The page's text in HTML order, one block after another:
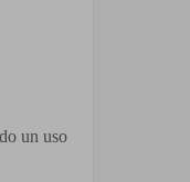
un uso